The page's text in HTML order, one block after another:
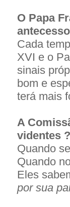
O Papa
Cada
XVI e o
sinais
bom e
terá mais
A
videntes ?
Quando
Quando
Eles
por sua